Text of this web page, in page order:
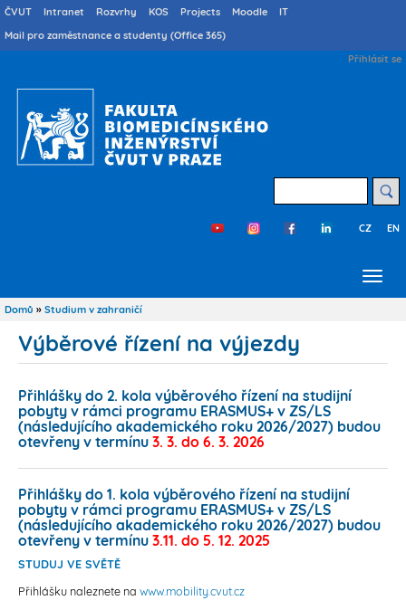
Přejít
k
hlavnímu
Druhé
menu
ČVUT Intranet Rozvrhy KOS Projects Moodle
IT
Mail pro zaměstnance a studenty (Office 365)
User
Přihlásit se
Třetí
CZ EN
Drobečková
Domů Studium v zahraničí
Výběrové řízení na výjezdy
Přihlášky do 2. kola výběrového řízení na studijní
pobyty v rámci programu ERASMUS+ v ZS/LS
(následujícího akademického roku 2026/2027) budou
otevřeny v termínu 3. 3. do 6. 3. 2026
Přihlášky do 1. kola výběrového řízení na studijní
pobyty v rámci programu ERASMUS+ v ZS/LS
(následujícího akademického roku 2026/2027) budou
otevřeny v termínu 3.11. do 5. 12. 2025
STUDUJ VE SVĚTĚ
Přihlášku naleznete na www.mobility.cvut.cz